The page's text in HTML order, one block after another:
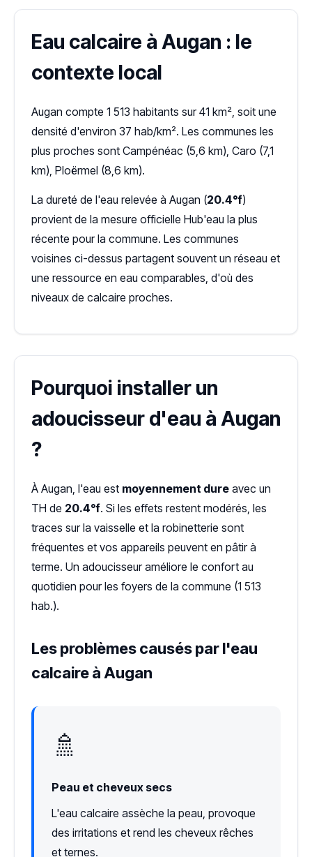
Eau calcaire à Augan : le
contexte local
Augan compte 1 513 habitants sur 41 km², soit une
densité d'environ 37 hab/km². Les communes les
plus proches sont Campénéac (5,6 km), Caro (7,1
km), Ploërmel (8,6 km).
La dureté de l'eau relevée à Augan (20.4°f)
provient de la mesure officielle Hub'eau la plus
récente pour la commune. Les communes
voisines ci-dessus partagent souvent un réseau et
une ressource en eau comparables, d'où des
niveaux de calcaire proches.
Pourquoi installer un
adoucisseur d'eau à Augan
?
À Augan, l'eau est moyennement dure avec un
TH de 20.4°f. Si les effets restent modérés, les
traces sur la vaisselle et la robinetterie sont
fréquentes et vos appareils peuvent en pâtir à
terme. Un adoucisseur améliore le confort au
quotidien pour les foyers de la commune (1 513
hab.).
Les problèmes causés par l'eau
calcaire à Augan
🚿
Peau et cheveux secs
L'eau calcaire assèche la peau, provoque
des irritations et rend les cheveux rêches
et ternes.